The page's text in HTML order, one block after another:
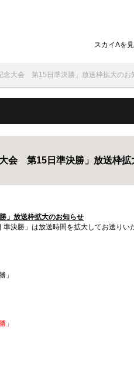
スカイAを
念大会 第15日準決勝」放送枠拡大のお
会 第15日準決勝」放送枠拡
」放送枠拡大のお知らせ
決勝」は放送時間を拡大してお送りい
」
」